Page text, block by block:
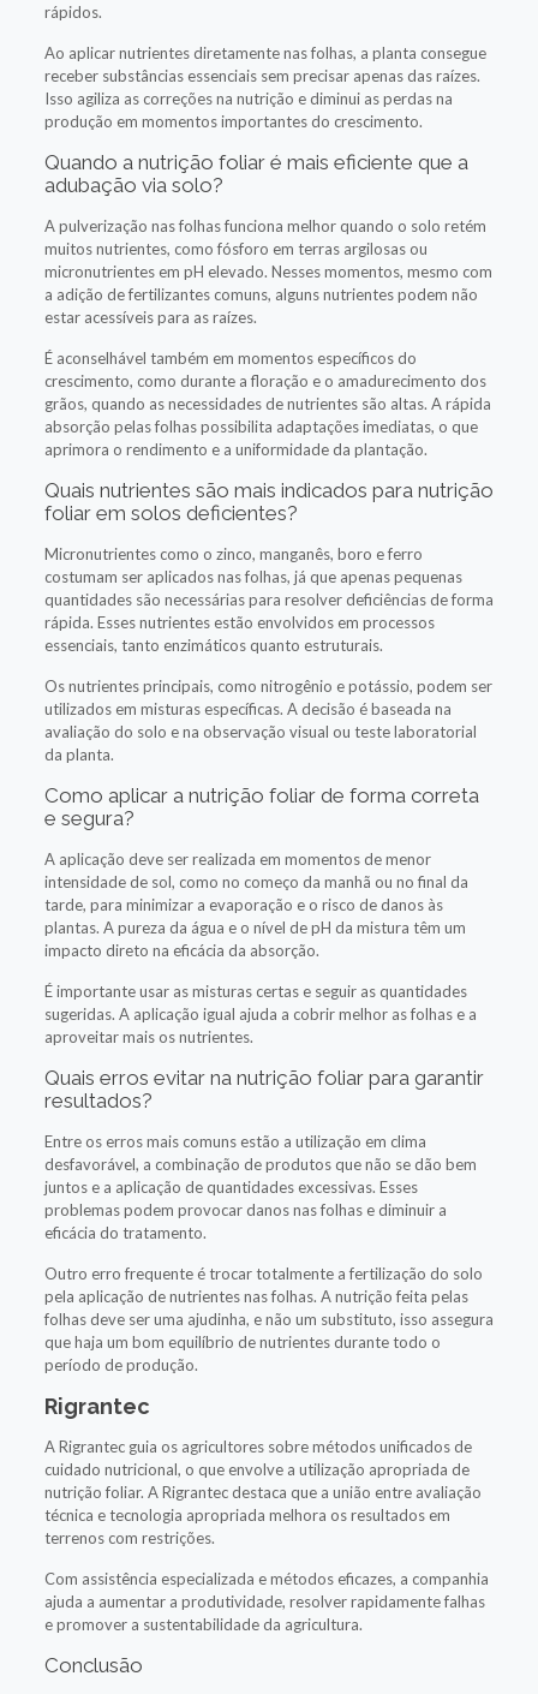
rápidos.
Ao aplicar nutrientes diretamente nas folhas, a planta consegue
receber substâncias essenciais sem precisar apenas das raízes.
Isso agiliza as correções na nutrição e diminui as perdas na
produção em momentos importantes do crescimento.
Quando a nutrição foliar é mais eficiente que a
adubação via solo?
A pulverização nas folhas funciona melhor quando o solo retém
muitos nutrientes, como fósforo em terras argilosas ou
micronutrientes em pH elevado. Nesses momentos, mesmo com
a adição de fertilizantes comuns, alguns nutrientes podem não
estar acessíveis para as raízes.
É aconselhável também em momentos específicos do
crescimento, como durante a floração e o amadurecimento dos
grãos, quando as necessidades de nutrientes são altas. A rápida
absorção pelas folhas possibilita adaptações imediatas, o que
aprimora o rendimento e a uniformidade da plantação.
Quais nutrientes são mais indicados para nutrição
foliar em solos deficientes?
Micronutrientes como o zinco, manganês, boro e ferro
costumam ser aplicados nas folhas, já que apenas pequenas
quantidades são necessárias para resolver deficiências de forma
rápida. Esses nutrientes estão envolvidos em processos
essenciais, tanto enzimáticos quanto estruturais.
Os nutrientes principais, como nitrogênio e potássio, podem ser
utilizados em misturas específicas. A decisão é baseada na
avaliação do solo e na observação visual ou teste laboratorial
da planta.
Como aplicar a nutrição foliar de forma correta
e segura?
A aplicação deve ser realizada em momentos de menor
intensidade de sol, como no começo da manhã ou no final da
tarde, para minimizar a evaporação e o risco de danos às
plantas. A pureza da água e o nível de pH da mistura têm um
impacto direto na eficácia da absorção.
É importante usar as misturas certas e seguir as quantidades
sugeridas. A aplicação igual ajuda a cobrir melhor as folhas e a
aproveitar mais os nutrientes.
Quais erros evitar na nutrição foliar para garantir
resultados?
Entre os erros mais comuns estão a utilização em clima
desfavorável, a combinação de produtos que não se dão bem
juntos e a aplicação de quantidades excessivas. Esses
problemas podem provocar danos nas folhas e diminuir a
eficácia do tratamento.
Outro erro frequente é trocar totalmente a fertilização do solo
pela aplicação de nutrientes nas folhas. A nutrição feita pelas
folhas deve ser uma ajudinha, e não um substituto, isso assegura
que haja um bom equilíbrio de nutrientes durante todo o
período de produção.
Rigrantec
A Rigrantec guia os agricultores sobre métodos unificados de
cuidado nutricional, o que envolve a utilização apropriada de
nutrição foliar. A Rigrantec destaca que a união entre avaliação
técnica e tecnologia apropriada melhora os resultados em
terrenos com restrições.
Com assistência especializada e métodos eficazes, a companhia
ajuda a aumentar a produtividade, resolver rapidamente falhas
e promover a sustentabilidade da agricultura.
Conclusão